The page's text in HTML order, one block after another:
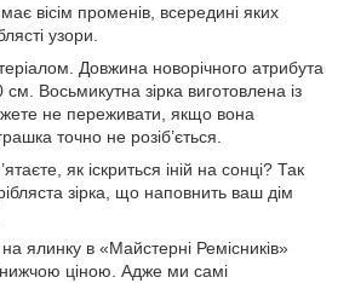
променів, всередині яких
узори.
Довжина новорічного атрибута
Восьмикутна зірка виготовлена із
не переживати, якщо вона
точно не розіб’ється.
як іскриться іній на сонці? Так
зірка, що наповнить ваш дім
в «Майстерні Ремісників»
ціною. Адже ми самі